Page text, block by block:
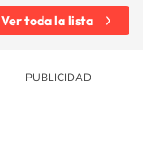
Ver toda la lista